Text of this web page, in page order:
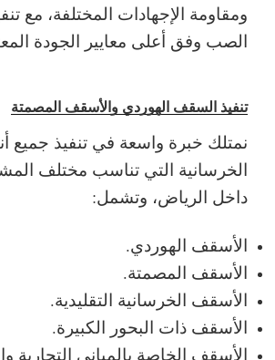
ومقاومة الإجهادات المختلفة، مع
الصب وفق أعلى معايير الجودة
تنفيذ السقف الهوردي والأسقف المصمتة
نمتلك خبرة واسعة في تنفيذ جميع
الخرسانية التي تناسب مختلف
داخل الرياض، وتشمل:
الأسقف الهوردي.
الأسقف المصمتة.
الأسقف الخرسانية التقليدية.
الأسقف ذات البحور الكبيرة.
الأسقف الخاصة بالمباني التجارية